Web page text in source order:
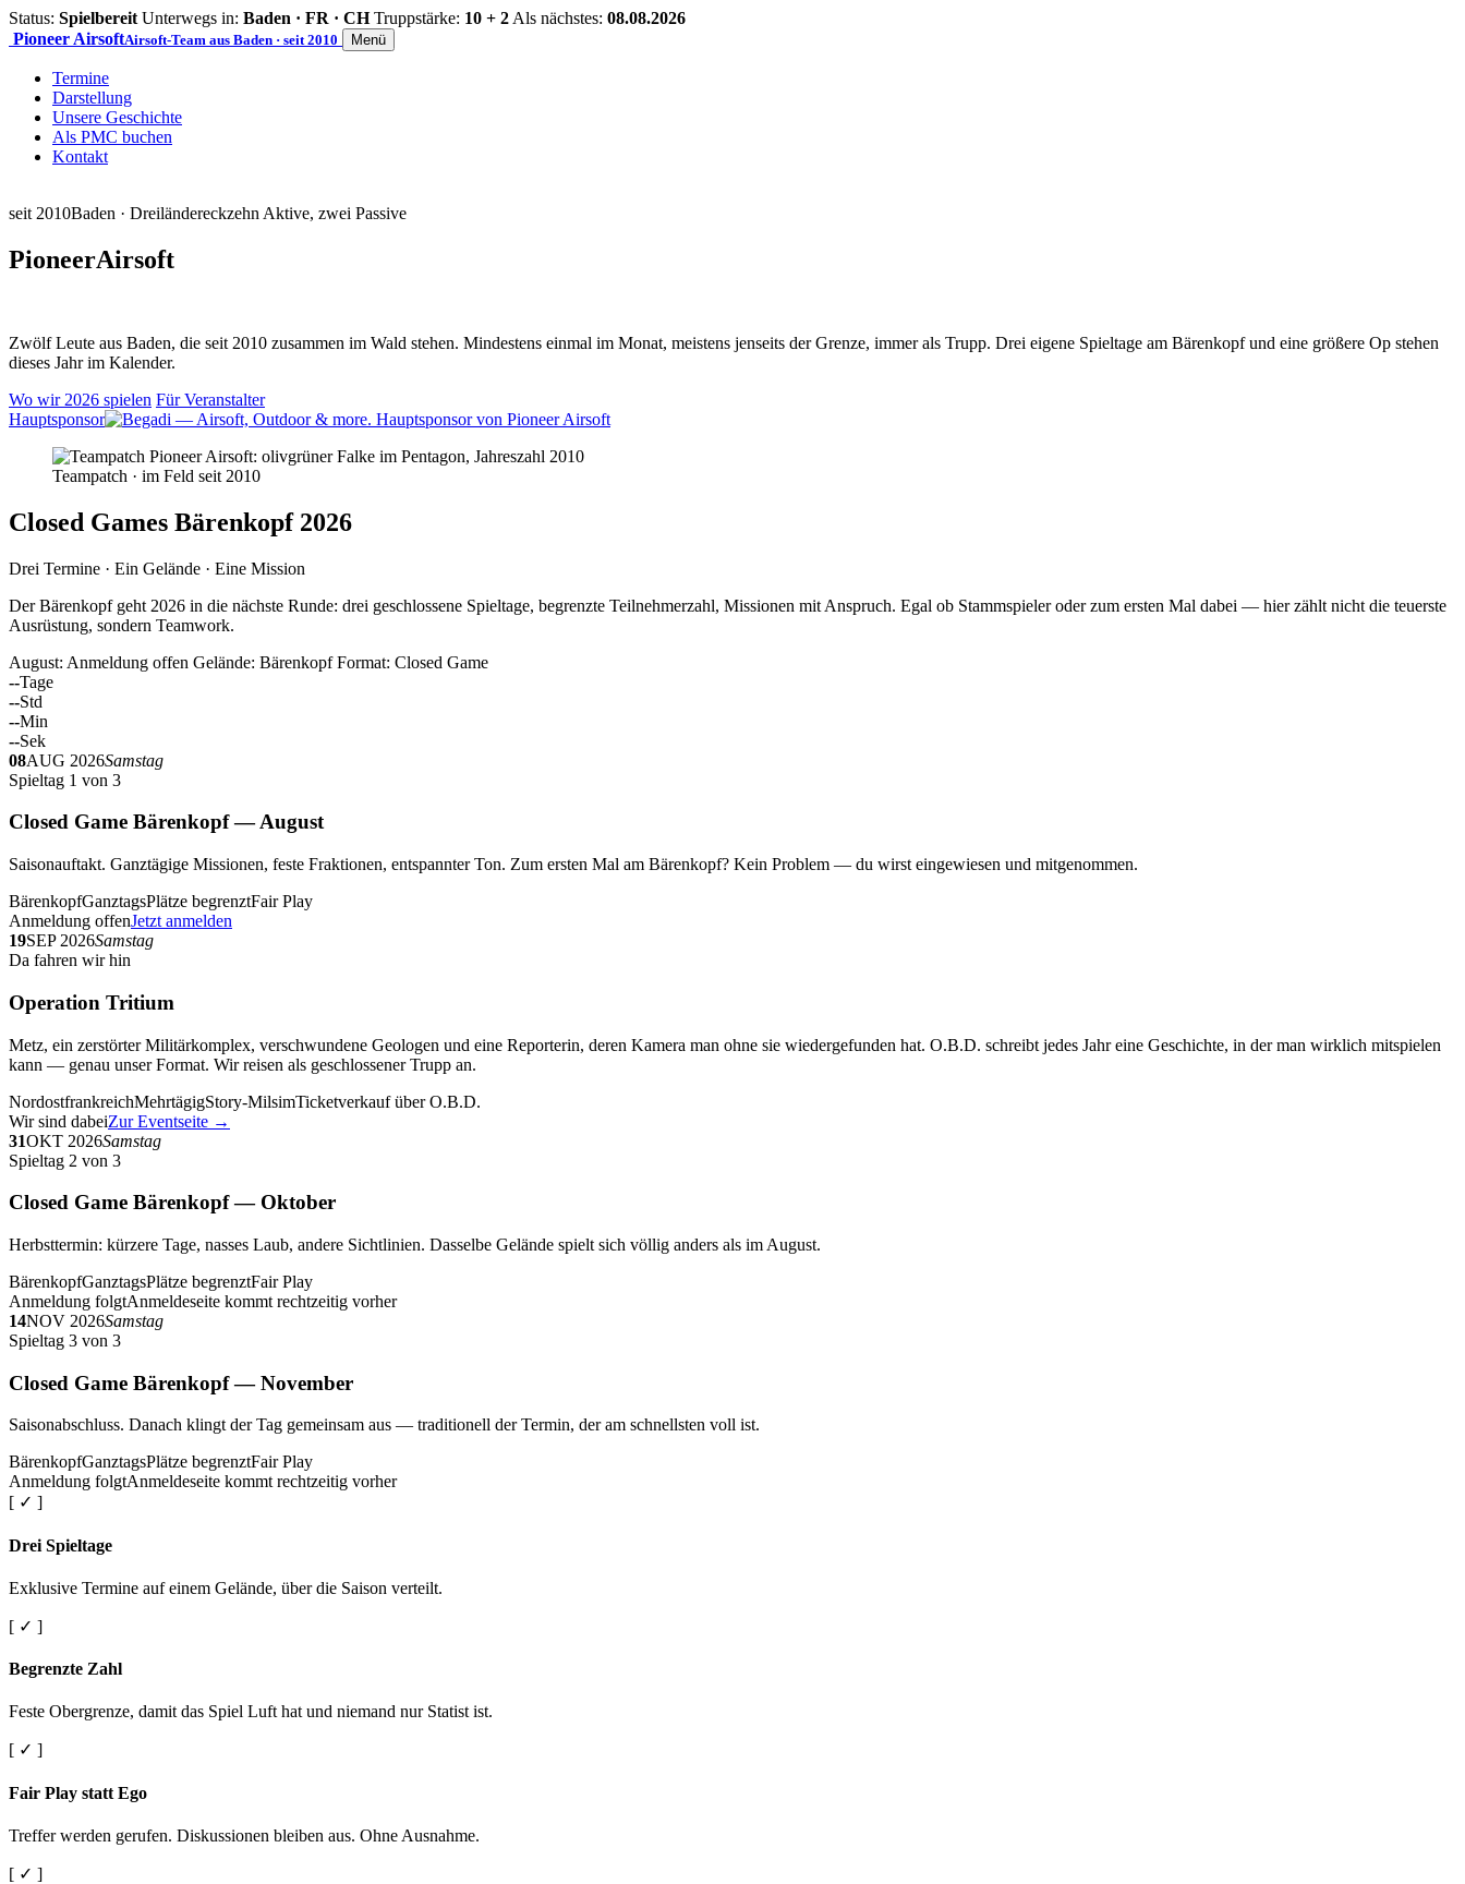
Status: Spielbereit Unterwegs in: Baden · FR · CH Truppstärke: 10 + 2 Als nächstes: 08.08.2026
Pioneer AirsoftAirsoft-Team aus Baden · seit 2010 Menü
Termine
Darstellung
Unsere Geschichte
Als PMC buchen
Kontakt
seit 2010Baden · Dreiländereckzehn Aktive, zwei Passive
PioneerAirsoft
Zwölf Leute aus Baden, die seit 2010 zusammen im Wald stehen. Mindestens einmal im Monat, meistens jenseits der Grenze, immer als Trupp. Drei eigene Spieltage am Bärenkopf und eine größere Op stehen
dieses Jahr im Kalender.
Wo wir 2026 spielen Für Veranstalter
Hauptsponsor
Teampatch · im Feld seit 2010
Closed Games Bärenkopf 2026
Drei Termine · Ein Gelände · Eine Mission
Der Bärenkopf geht 2026 in die nächste Runde: drei geschlossene Spieltage, begrenzte Teilnehmerzahl, Missionen mit Anspruch. Egal ob Stammspieler oder zum ersten Mal dabei — hier zählt nicht die teuerste
Ausrüstung, sondern Teamwork.
August: Anmeldung offen Gelände: Bärenkopf Format: Closed Game
--Tage
--Std
--Min
--Sek
08AUG 2026Samstag
Spieltag 1 von 3
Closed Game Bärenkopf — August
Saisonauftakt. Ganztägige Missionen, feste Fraktionen, entspannter Ton. Zum ersten Mal am Bärenkopf? Kein Problem — du wirst eingewiesen und mitgenommen.
BärenkopfGanztagsPlätze begrenztFair Play
Anmeldung offenJetzt anmelden
19SEP 2026Samstag
Da fahren wir hin
Operation Tritium
Metz, ein zerstörter Militärkomplex, verschwundene Geologen und eine Reporterin, deren Kamera man ohne sie wiedergefunden hat. O.B.D. schreibt jedes Jahr eine Geschichte, in der man wirklich mitspielen
kann — genau unser Format. Wir reisen als geschlossener Trupp an.
NordostfrankreichMehrtägigStory-MilsimTicketverkauf über O.B.D.
Wir sind dabeiZur Eventseite →
31OKT 2026Samstag
Spieltag 2 von 3
Closed Game Bärenkopf — Oktober
Herbsttermin: kürzere Tage, nasses Laub, andere Sichtlinien. Dasselbe Gelände spielt sich völlig anders als im August.
BärenkopfGanztagsPlätze begrenztFair Play
Anmeldung folgtAnmeldeseite kommt rechtzeitig vorher
14NOV 2026Samstag
Spieltag 3 von 3
Closed Game Bärenkopf — November
Saisonabschluss. Danach klingt der Tag gemeinsam aus — traditionell der Termin, der am schnellsten voll ist.
BärenkopfGanztagsPlätze begrenztFair Play
Anmeldung folgtAnmeldeseite kommt rechtzeitig vorher
[ ✓ ]
Drei Spieltage
Exklusive Termine auf einem Gelände, über die Saison verteilt.
[ ✓ ]
Begrenzte Zahl
Feste Obergrenze, damit das Spiel Luft hat und niemand nur Statist ist.
[ ✓ ]
Fair Play statt Ego
Treffer werden gerufen. Diskussionen bleiben aus. Ohne Ausnahme.
[ ✓ ]